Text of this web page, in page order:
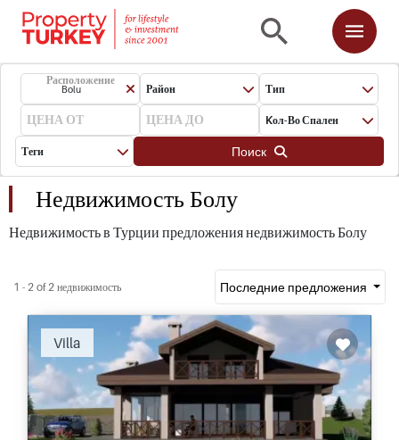
Расположение
Bolu Район Тип
Kол-Во Спален
Теги Поиск
Недвижимость Болу
Недвижимость в Турции предложения недвижимость Болу
1 - 2 of 2 недвижимость Последние предложения
Villa